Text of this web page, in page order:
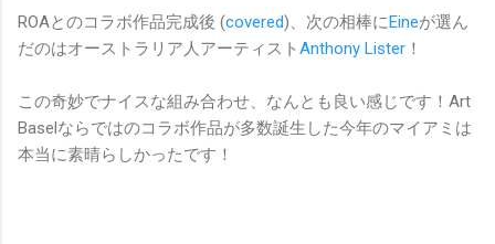
ROAとのコラボ作品完成後 (covered)、次の相棒にEineが選ん
だのはオーストラリア人アーティスト Anthony Lister ！
この奇妙でナイスな組み合わせ、なんとも良い感じです！Art
Baselならではのコラボ作品が多数誕生した今年のマイアミは
本当に素晴らしかったです！